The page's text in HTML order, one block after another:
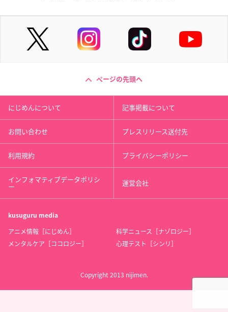
ページの先頭へ
にじめんについて 記事掲載について
お問い合わせ プレスリリース送付先
利用規約 プライバシーポリシー
インフォマティブデータポリシ
ー 運営会社
kusuguru media
アニメ情報［にじめん］
科学ニュース［ナゾロジー］
メンタルケア［ココロジー］
心理テスト［シンリ］
Copyright 2013 nijimen.